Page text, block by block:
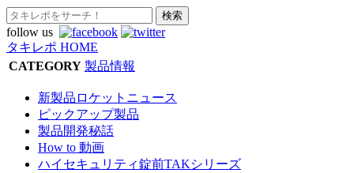
follow us
タキレポ HOME
CATEGORY 製品情報
新製品ロケットニュース
ピックアップ製品
製品開発秘話
How to 動画
ハイセキュリティ錠前TAKシリーズ